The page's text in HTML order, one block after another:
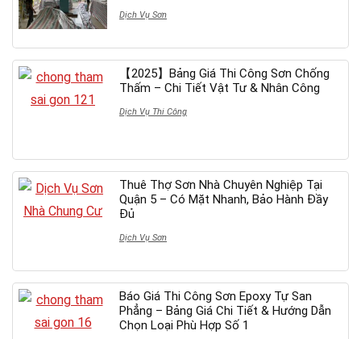
Dịch Vụ Sơn
【2025】Bảng Giá Thi Công Sơn Chống
Thấm – Chi Tiết Vật Tư & Nhân Công
Dịch Vụ Thi Công
Thuê Thợ Sơn Nhà Chuyên Nghiệp Tại
Quận 5 – Có Mặt Nhanh, Bảo Hành Đầy
Đủ
Dịch Vụ Sơn
Báo Giá Thi Công Sơn Epoxy Tự San
Phẳng – Bảng Giá Chi Tiết & Hướng Dẫn
Chọn Loại Phù Hợp Số 1